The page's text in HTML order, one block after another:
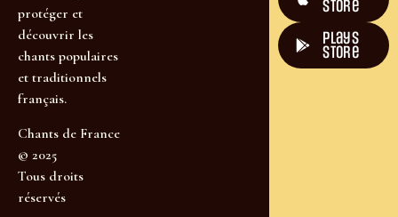
protéger et
découvrir les
chants populaires
et traditionnels
français.
Chants de France
© 2025
Tous droits
réservés
Store
plays
store